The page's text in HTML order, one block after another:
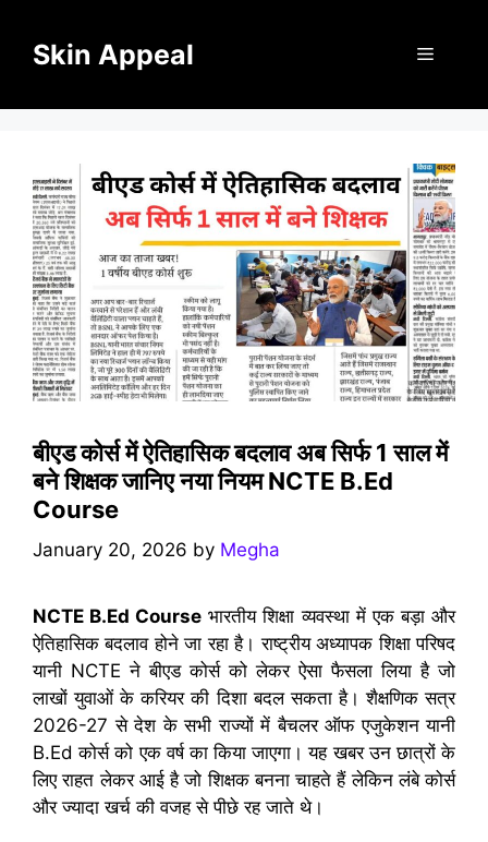
contentSkin Appeal Menu
बीएड कोर्स में ऐतिहासिक बदलाव अब सिर्फ 1 साल में
बने शिक्षक जानिए नया नियम NCTE B.Ed
Course
January 20, 2026 by Megha
NCTE B.Ed Course भारतीय शिक्षा व्यवस्था में एक बड़ा और
ऐतिहासिक बदलाव होने जा रहा है। राष्ट्रीय अध्यापक शिक्षा परिषद
यानी NCTE ने बीएड कोर्स को लेकर ऐसा फैसला लिया है जो
लाखों युवाओं के करियर की दिशा बदल सकता है। शैक्षणिक सत्र
2026-27 से देश के सभी राज्यों में बैचलर ऑफ एजुकेशन यानी
B.Ed कोर्स को एक वर्ष का किया जाएगा। यह खबर उन छात्रों के
लिए राहत लेकर आई है जो शिक्षक बनना चाहते हैं लेकिन लंबे कोर्स
और ज्यादा खर्च की वजह से पीछे रह जाते थे।